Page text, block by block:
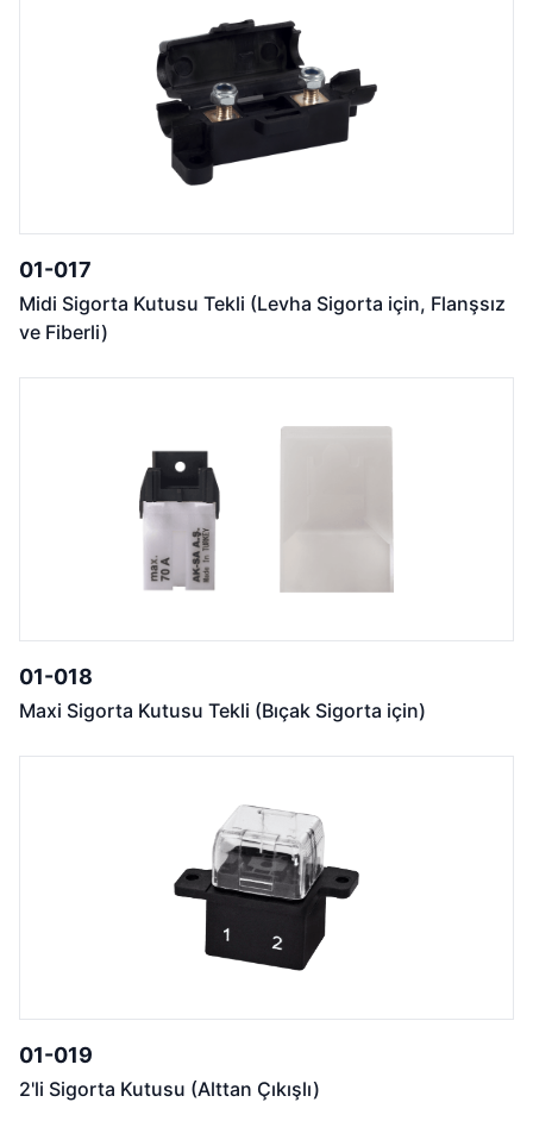
01-017
Midi Sigorta Kutusu Tekli (Levha Sigorta için, Flanşsız
ve Fiberli)
01-018
Maxi Sigorta Kutusu Tekli (Bıçak Sigorta için)
01-019
2'li Sigorta Kutusu (Alttan Çıkışlı)